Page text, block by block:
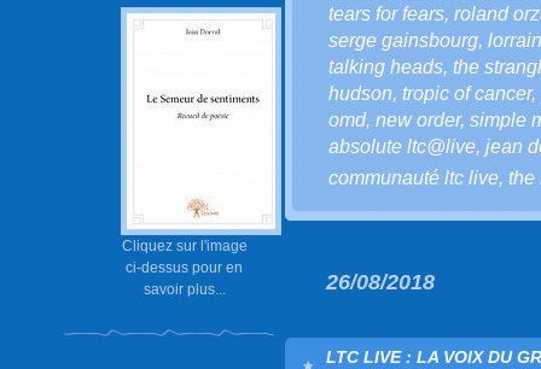
Cliquez sur l'image
ci-dessus pour en
savoir plus...
tears for fears, roland
serge gainsbourg,
talking heads, the
hudson, tropic of cancer,
omd, new order, simple
absolute ltc@live, jean
communauté ltc live, the
26/08/2018
LTC LIVE : LA VOIX DU